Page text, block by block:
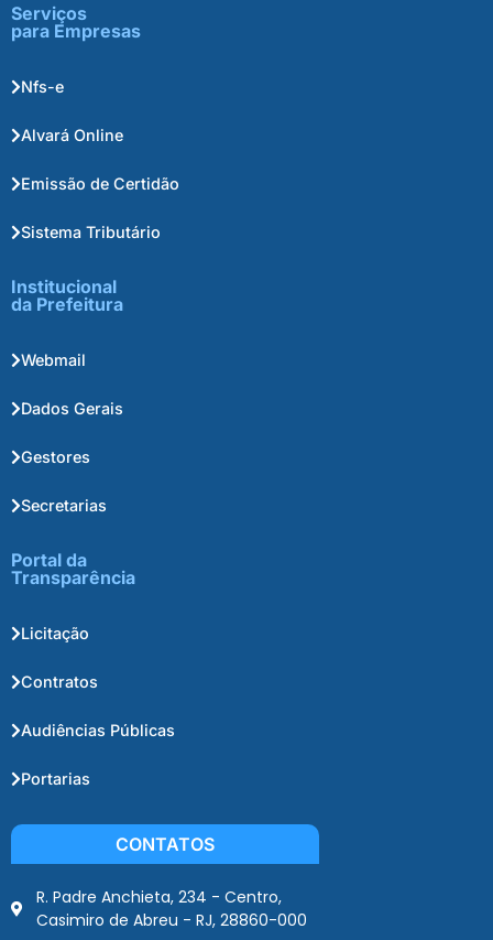
Serviços
para Empresas
Nfs-e
Alvará Online
Emissão de Certidão
Sistema Tributário
Institucional
da Prefeitura
Webmail
Dados Gerais
Gestores
Secretarias
Portal da
Transparência
Licitação
Contratos
Audiências Públicas
Portarias
CONTATOS
R. Padre Anchieta, 234 - Centro,
Casimiro de Abreu - RJ, 28860-000